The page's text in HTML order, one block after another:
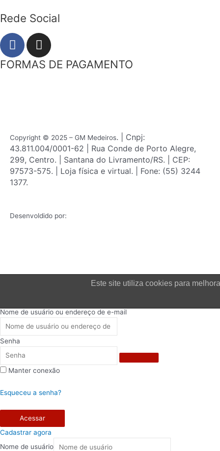
Rede Social
F
a
c
I
n
s
m
FORMAS DE PAGAMENTO
Copyright © 2025 – GM Medeiros. | Cnpj:
43.811.004/0001-62 | Rua Conde de Porto Alegre,
299, Centro. | Santana do Livramento/RS. | CEP:
97573-575. | Loja física e virtual. | Fone: (55) 3244
1377.
Desenvoldido por:
Este site utiliza cookies para
Nome de usuário ou endereço de e-mail
Senha
Manter conexão
Esqueceu a senha?
Acessar
Cadastrar agora
Nome de usuário